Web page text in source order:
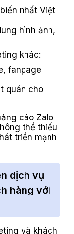
nhất Việt
hình ảnh,
khác:
fanpage
quán cho
cáo Zalo
thể thiếu
triển mạnh
dịch vụ
hàng với
và khách